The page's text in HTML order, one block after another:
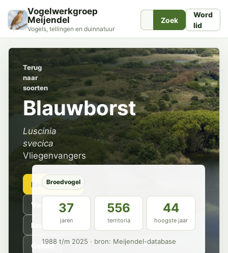
Vogelwerkgroep
Meijendel
Vogels, tellingen en duinnatuur
Zoek
Word
lid
Terug
naar
soorten
Blauwborst
Luscinia
svecica
Vliegenvangers
Beschrijving
Voorkomen
Kenmerken
Geluid
Broedvogel
37
jaren
556
territoria
44
hoogste jaar
1988 t/m 2025 · bron: Meijendel-database